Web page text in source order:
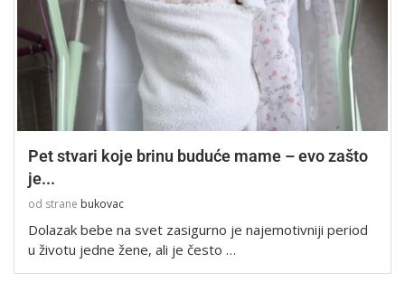
Pet stvari koje brinu buduće mame – evo zašto
je...
od strane bukovac
Dolazak bebe na svet zasigurno je najemotivniji period
u životu jedne žene, ali je često …